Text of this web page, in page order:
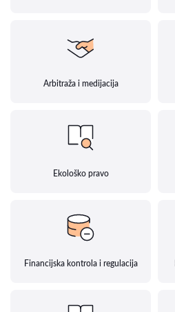
Arbitraža i medijacija
Ekološko pravo
Financijska kontrola i regulacija